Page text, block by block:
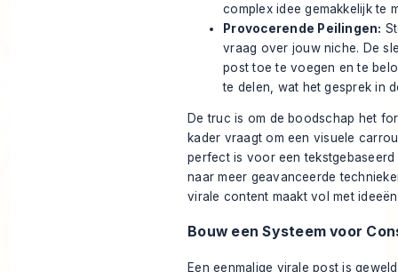
complex idee gemakkelijk te
Provocerende Peilingen:
vraag over jouw niche. De
post toe te voegen en te
te delen, wat het gesprek in
De truc is om de boodschap het
kader vraagt om een visuele
perfect is voor een
naar meer geavanceerde
virale content maaktvol met
Bouw een Systeem voor
Een eenmalige virale post is